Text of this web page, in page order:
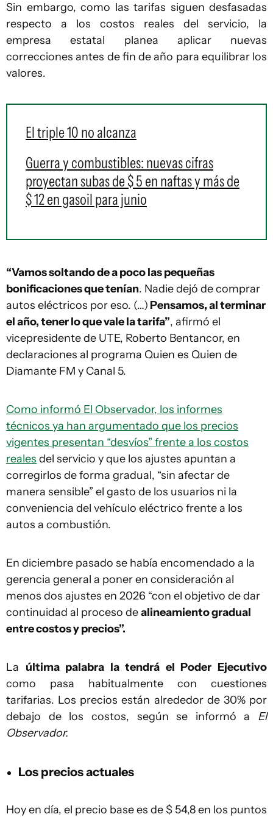
Sin embargo, como las tarifas siguen desfasadas
respecto a los costos reales del servicio, la
empresa estatal planea aplicar nuevas
correcciones antes de fin de año para equilibrar los
valores.
El triple 10 no alcanza
Guerra y combustibles: nuevas cifras
proyectan subas de $ 5 en naftas y más de
$ 12 en gasoil para junio
“Vamos soltando de a poco las pequeñas
bonificaciones que tenían. Nadie dejó de comprar
autos eléctricos por eso. (…) Pensamos, al terminar
el año, tener lo que vale la tarifa”, afirmó el
vicepresidente de UTE, Roberto Bentancor, en
declaraciones al programa Quien es Quien de
Diamante FM y Canal 5.
Como informó El Observador, los informes
técnicos ya han argumentado que los precios
vigentes presentan “desvíos” frente a los costos
reales del servicio y que los ajustes apuntan a
corregirlos de forma gradual, “sin afectar de
manera sensible” el gasto de los usuarios ni la
conveniencia del vehículo eléctrico frente a los
autos a combustión.
En diciembre pasado se había encomendado a la
gerencia general a poner en consideración al
menos dos ajustes en 2026 “con el objetivo de dar
continuidad al proceso dealineamiento gradual
entre costos y precios”.
La última palabra la tendrá el Poder Ejecutivo
como pasa habitualmente con cuestiones
tarifarias. Los precios están alrededor de 30% por
debajo de los costos, según se informó a El
Observador.
Los precios actuales
Hoy en día, el precio base es de $ 54,8 en los puntos